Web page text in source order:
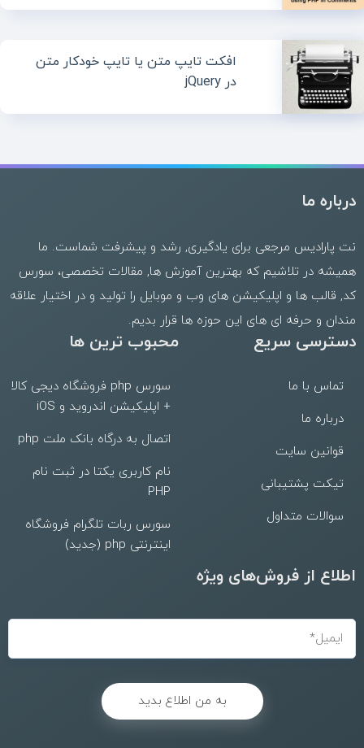
افکت تایپ متن یا تایپ خودکار متن
در jQuery
درباره ما
نت پارادیس مرجعی برای یادگیری, رشد و پیشرفت شماست. ما
همیشه در تلاشیم که بهترینآموزش ها, مقالات تخصصی، سورس
کد, قالب ها و اپلیکیشن های وب و موبایل را تولید و در اختیار علاقه
مندان و حرفه ای های این حوزه ها قرار بدیم.
دسترسی سریع
تماس با ما
درباره ما
قوانین سایت
تیکت پشتیبانی
سوالات متداول
محبوب ترین ها
سورس php فروشگاه دیجی کالا
+ اپلیکیشن اندروید و iOS
اتصال به درگاه بانک ملت php
نام کاربری یکتا در ثبت نام
PHP
سورس ربات تلگرام فروشگاه
اینترنتی php (جدید)
اطلاع از فروش‌های ویژه
به من اطلاع بدید